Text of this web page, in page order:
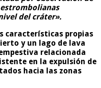
del cráter».
características propias
y un lago de lava
relacionada
en la expulsión de
hacia las zonas